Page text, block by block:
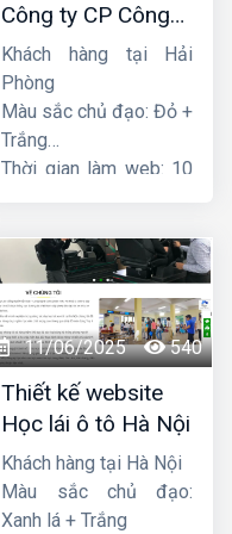
Công ty CP Công
nghệ PCCC Bắc Hà
Khách hàng tại Hải
Phòng
Màu sắc chủ đạo: Đỏ +
Trắng
Thời gian làm web: 10
11/06/2025 540
Thiết kế website
Học lái ô tô Hà Nội
Khách hàng tại Hà Nội
Màu sắc chủ đạo:
Xanh lá + Trắng